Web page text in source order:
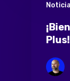
Plus!